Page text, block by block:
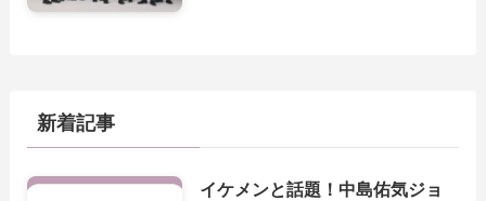
新着記事
イケメンと話題！中島佑気ジョ